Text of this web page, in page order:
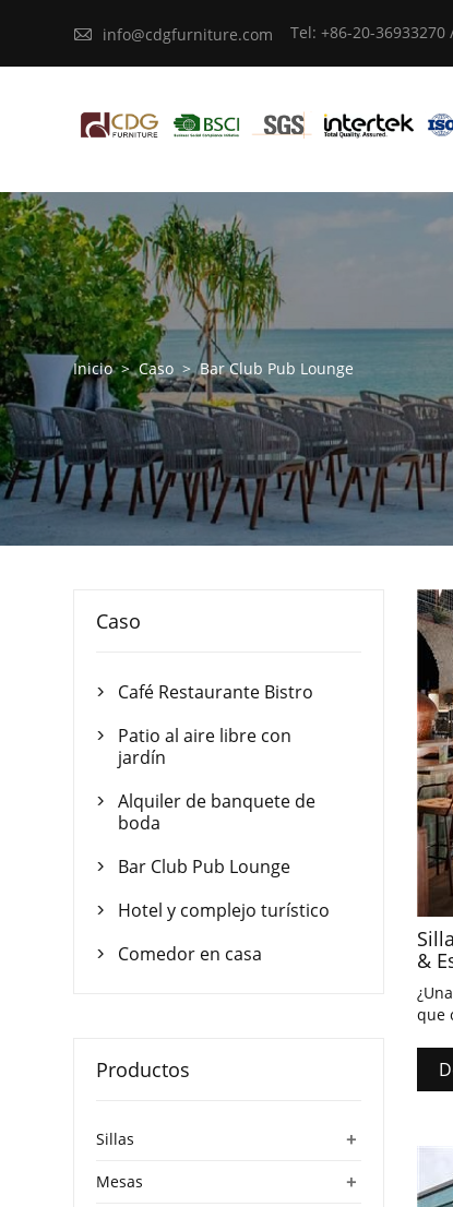
 info@cdgfurniture.com Tel: +86-20-
Inicio > Caso > Bar Club Pub Lounge
&
que
las
Caso
 Café Restaurante Bistro

Patio al aire libre con
jardín

Alquiler de banquete de
boda
 Bar Club Pub Lounge
 Hotel y complejo turístico
 Comedor en casa
Productos
+
Sillas
+
Mesas